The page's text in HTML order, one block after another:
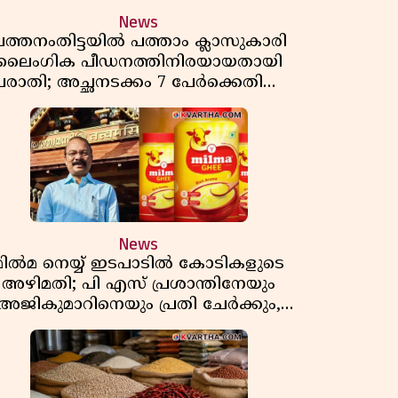
News
പത്താം ക്ലാസുകാരി
പീഡനത്തിനിരയായതായി
അച്ഛനടക്കം 7 പേർക്കെതിരെ
കേസ്, രണ്ടുപേർ അറസ്റ്റിൽ
News
നെയ്യ് ഇടപാടിൽ കോടികളുടെ
അഴിമതി; പി എസ് പ്രശാന്തിനേയും
പ്രതി ചേർക്കും,
അന്വേഷണത്തിന് അഞ്ചംഗ
വിജിലൻസ് സംഘം